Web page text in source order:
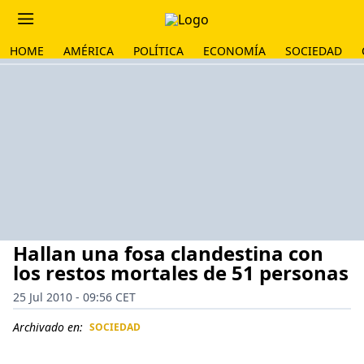
HOME AMÉRICA POLÍTICA ECONOMÍA SOCIEDAD
Hallan una fosa clandestina con
los restos mortales de 51 personas
25 Jul 2010 - 09:56 CET
Archivado en: SOCIEDAD